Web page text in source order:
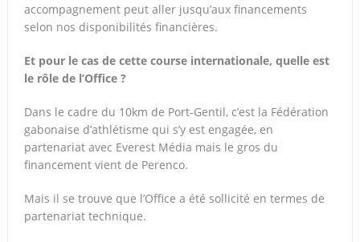
accompagnement peut aller jusqu’aux financements
selon nos disponibilités financières.
Et pour le cas de cette course internationale, quelle est
le rôle de l’Office ?
Dans le cadre du 10km de Port-Gentil, c’est la Fédération
gabonaise d’athlétisme qui s’y est engagée, en
partenariat avec Everest Média mais le gros du
financement vient de Perenco.
Mais il se trouve que l’Office a été sollicité en termes de
partenariat technique.